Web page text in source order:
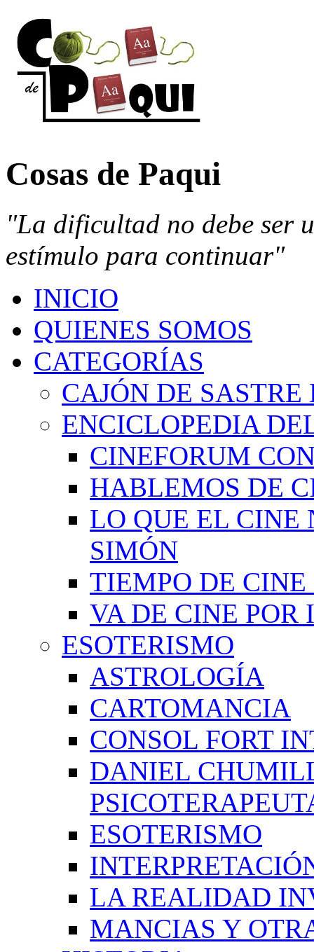
Cosas de Paqui
"La dificultad no debe ser
estímulo para continuar"
INICIO
QUIENES SOMOS
CATEGORÍAS
CAJÓN DE
ENCICLOPEDIA
CINEFORUM
HABLEMOS DE
LO QUE EL CINE
SIMÓN
TIEMPO DE
VA DE CINE
ESOTERISMO
ASTROLOGÍA
CARTOMANCIA
CONSOL FORT
DANIEL
ESOTERISMO
LA REALIDAD
MANCIAS Y